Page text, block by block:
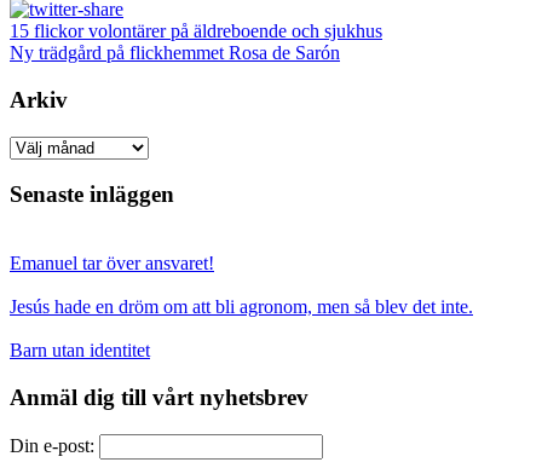
15 flickor volontärer på äldreboende och sjukhus
Ny trädgård på flickhemmet Rosa de Sarón
Arkiv
Arkiv
Senaste inläggen
Emanuel tar över ansvaret!
Jesús hade en dröm om att bli agronom, men så blev det inte.
Barn utan identitet
Anmäl dig till vårt nyhetsbrev
Din e-post: